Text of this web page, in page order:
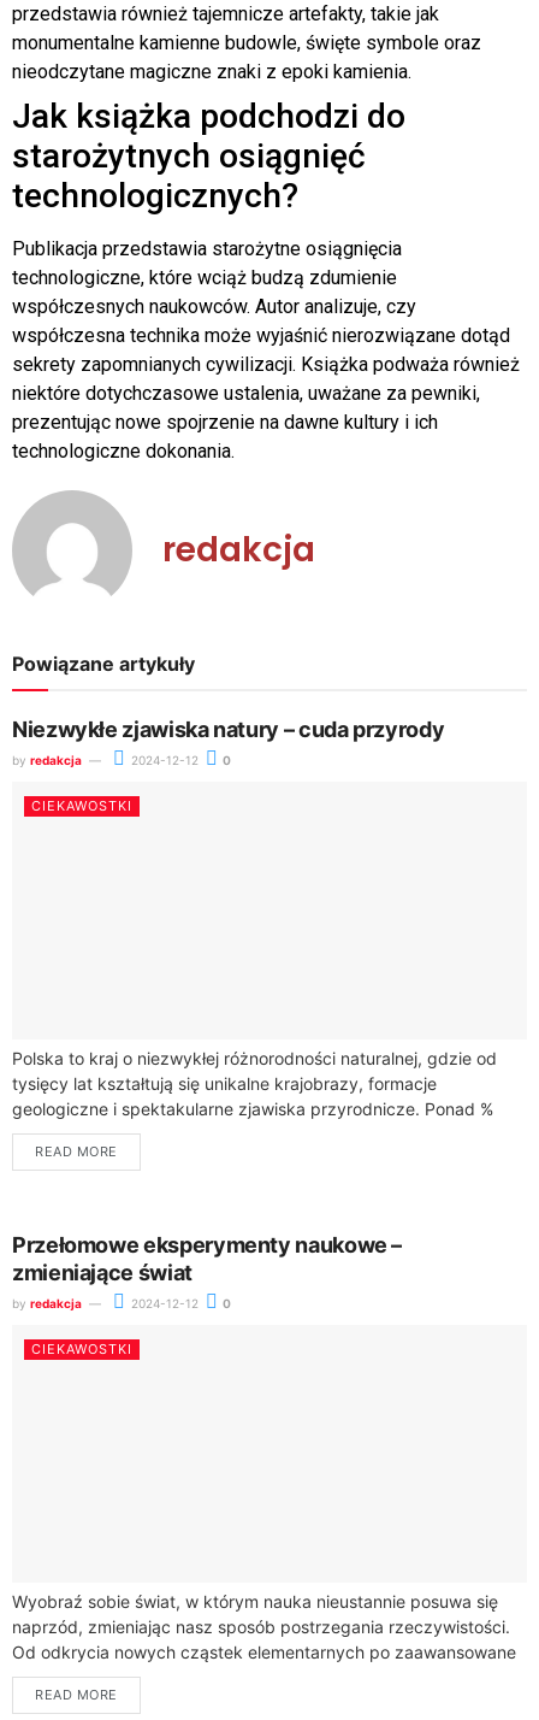
przedstawia również tajemnicze artefakty, takie jak
monumentalne kamienne budowle, święte symbole oraz
nieodczytane magiczne znaki z epoki kamienia.
Jak książka podchodzi do
starożytnych osiągnięć
technologicznych?
Publikacja przedstawia starożytne osiągnięcia
technologiczne, które wciąż budzą zdumienie
współczesnych naukowców. Autor analizuje, czy
współczesna technika może wyjaśnić nierozwiązane dotąd
sekrety zapomnianych cywilizacji. Książka podważa również
niektóre dotychczasowe ustalenia, uważane za pewniki,
prezentując nowe spojrzenie na dawne kultury i ich
technologiczne dokonania.
redakcja
Powiązane artykuły
Niezwykłe zjawiska natury – cuda przyrody
by redakcja 2024-12-12 0
CIEKAWOSTKI
Polska to kraj o niezwykłej różnorodności naturalnej, gdzie od
tysięcy lat kształtują się unikalne krajobrazy, formacje
geologiczne i spektakularne zjawiska przyrodnicze. Ponad %
unikalnych zjawisk naturalnych w Polsce obejmuje wydarzenia...
READ MORE
Przełomowe eksperymenty naukowe –
zmieniające świat
by redakcja 2024-12-12 0
CIEKAWOSTKI
Wyobraź sobie świat, w którym nauka nieustannie posuwa się
naprzód, zmieniając nasz sposób postrzegania rzeczywistości.
Od odkrycia nowych cząstek elementarnych po zaawansowane
badania nad pochodzeniem Wszechświata – nauka nieustannie
nas...READ MORE